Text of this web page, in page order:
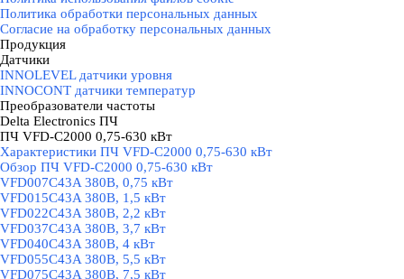
Политика обработки персональных данных
Согласие на обработку персональных данных
Продукция
Датчики
INNOLEVEL датчики уровня
INNOCONT датчики температур
Преобразователи частоты
Delta Electronics ПЧ
ПЧ VFD-C2000 0,75-630 кВт
Характеристики ПЧ VFD-C2000 0,75-630 кВт
Обзор ПЧ VFD-C2000 0,75-630 кВт
VFD007C43A 380В, 0,75 кВт
VFD015C43A 380В, 1,5 кВт
VFD022C43A 380В, 2,2 кВт
VFD037C43A 380В, 3,7 кВт
VFD040C43A 380В, 4 кВт
VFD055C43A 380В, 5,5 кВт
VFD075C43A 380В, 7,5 кВт